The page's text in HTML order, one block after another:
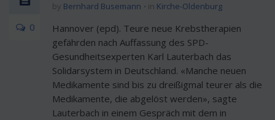
0
by Bernhard Busemann in Kirche-Oldenburg
Hannover (epd). Teure neue Krebstherapien
gefährden nach Auffassung des SPD-
Gesundheitsexperten Karl Lauterbach das
Solidarsystem in Deutschland. «Manche neuen
Medikamente sind bis zu dreißigmal teurer als die
Medikamente, die abgelöst werden», sagte
Lauterbach in einem Gespräch mit dem in